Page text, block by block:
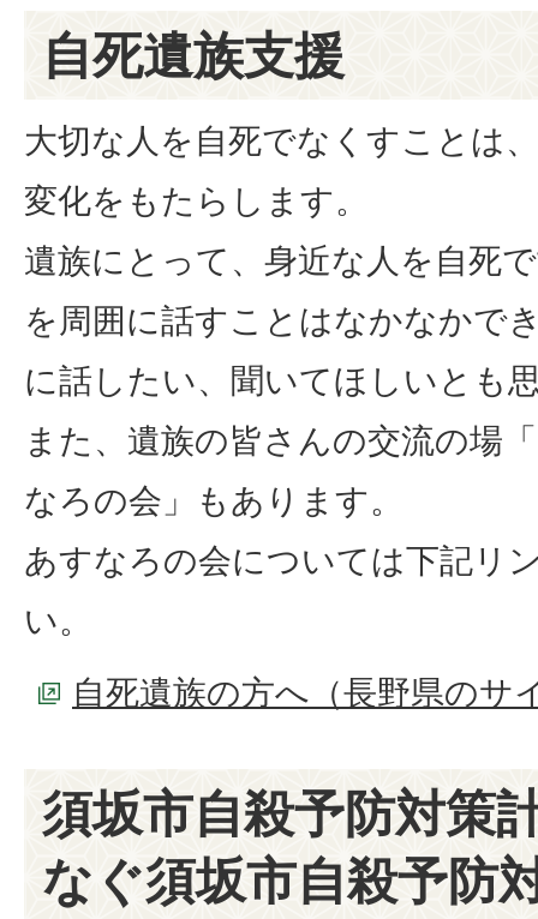
自死遺族支援
大切な人を自死でなくすことは
変化をもたらします。
遺族にとって、身近な人を自死
を周囲に話すことはなかなかで
に話したい、聞いてほしいとも
また、遺族の皆さんの交流の場
なろの会」もあります。
あすなろの会については下記リ
い。
自死遺族の方へ（長野県のサ
須坂市自殺予防対策
なぐ須坂市自殺予防